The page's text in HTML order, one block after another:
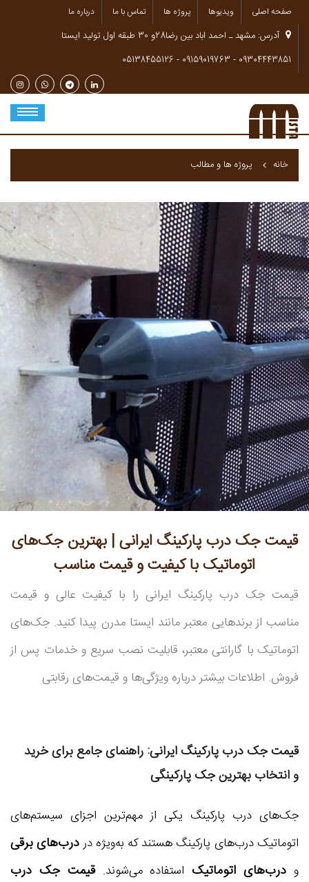
صفحه اصلی ویدیوها پروژه ها تماس با ما درباره ما
آدرس: مشهد ـ احمد اباد بین رضا28و 30 طبقه اول تولید ایستا
09304443851‌‌
-
09159019763‌‌
-
05138455126‌‌
خانه پروژه ها و مطالب
قیمت جک درب پارکینگ ایرانی | بهترین جک‌های
اتوماتیک با کیفیت و قیمت مناسب
قیمت جک درب پارکینگ ایرانی را با کیفیت عالی و قیمت
مناسب از برندهایی معتبر مانند ایستا مدرن پیدا کنید. جک‌های
اتوماتیک با گارانتی معتبر، قابلیت نصب سریع و خدمات پس از
فروش. اطلاعات بیشتر درباره ویژگی‌ها و قیمت‌های رقابتی
قیمت جک درب پارکینگ ایرانی: راهنمای جامع برای خرید
و انتخاب بهترین جک پارکینگی
جک‌های درب پارکینگ یکی از مهم‌ترین اجزای سیستم‌های
اتوماتیک درب‌های پارکینگ هستند که به‌ویژه دردرب‌های برقی
و درب‌های اتوماتیکاستفاده می‌شوند.قیمت جک درب